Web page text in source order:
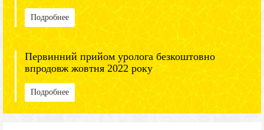
Подробнее
Первинний прийом уролога безкоштовно
впродовж жовтня 2022 року
Подробнее